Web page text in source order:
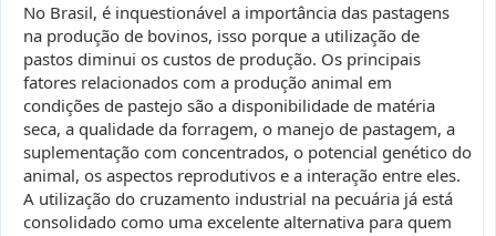
No Brasil, é inquestionável a importância das pastagens
na produção de bovinos, isso porque a utilização de
pastos diminui os custos de produção. Os principais
fatores relacionados com a produção animal em
condições de pastejo são a disponibilidade de matéria
seca, a qualidade da forragem, o manejo de pastagem, a
suplementação com concentrados, o potencial genético do
animal, os aspectos reprodutivos e a interação entre eles.
A utilização do cruzamento industrial na pecuária já está
consolidado como uma excelente alternativa para quem